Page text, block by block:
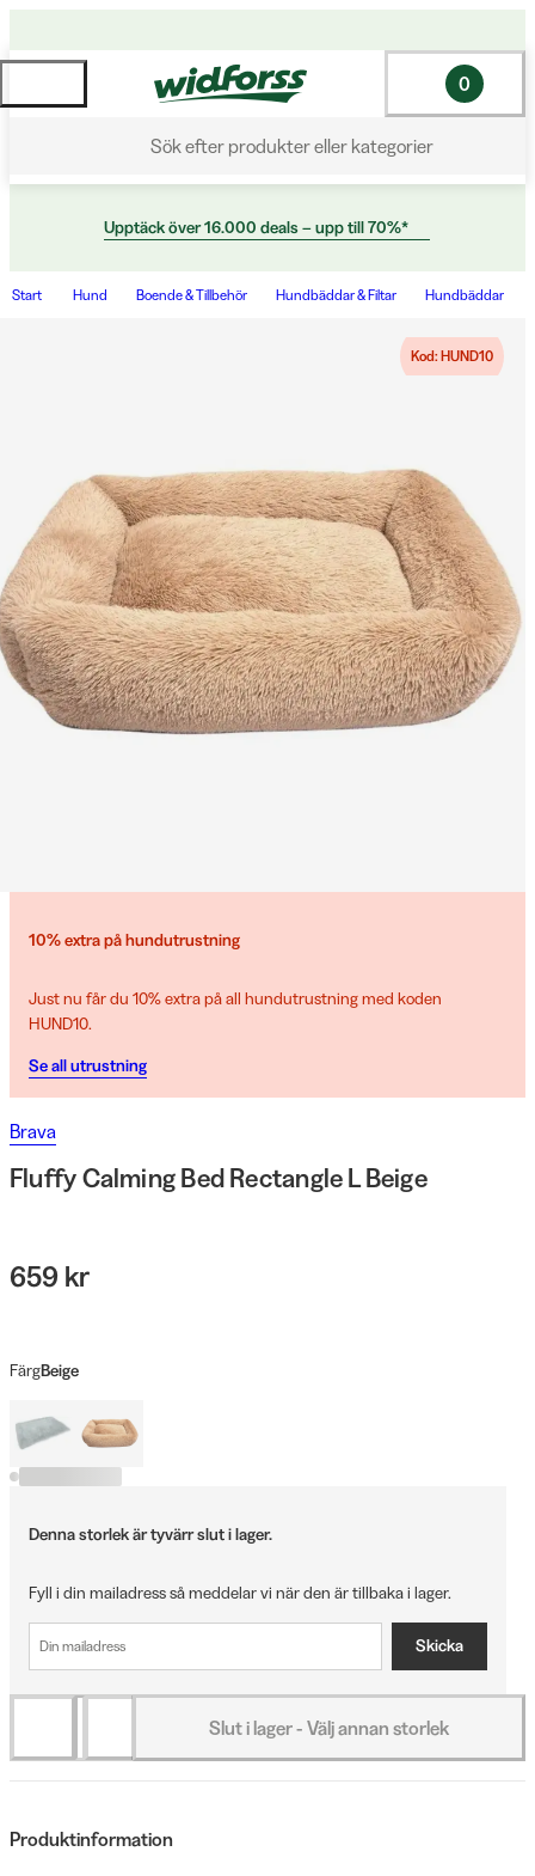
Sök efter produkter eller kategorier
0
Upptäck över 16.000 deals – upp till 70%*
Start Hund Boende & Tillbehör Hundbäddar & Filtar Hundbäddar
Kod: HUND10
10% extra på hundutrustning
Just nu får du 10% extra på all hundutrustning med koden
HUND10.
Se all utrustning
Brava
Fluffy Calming Bed Rectangle L Beige
659 kr
FärgBeige
Denna storlek är tyvärr slut i lager.
Fyll i din mailadress så meddelar vi när den är tillbaka i lager.
Skicka
Slut i lager - Välj annan storlek
Produktinformation